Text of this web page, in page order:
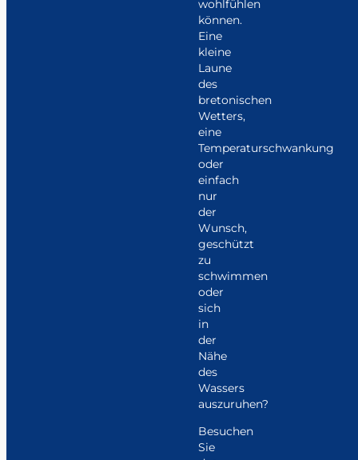
wohlfühlen
können.
Eine
kleine
Laune
des
bretonischen
Wetters,
eine
Temperaturschwankung
oder
einfach
nur
der
Wunsch,
geschützt
zu
schwimmen
oder
sich
in
der
Nähe
des
Wassers
auszuruhen?
Besuchen
Sie